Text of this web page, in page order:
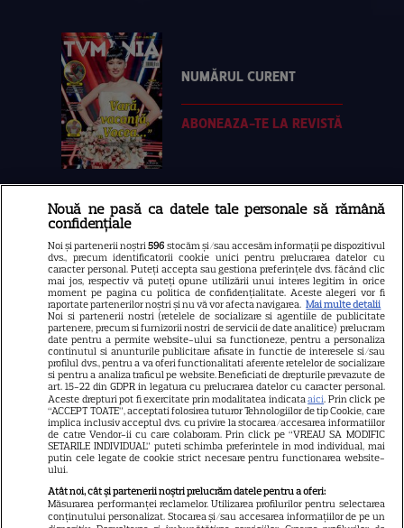
NUMĂRUL CURENT
ABONEAZA-TE LA REVISTĂ
Libertatea
Libertatea pentru femei
GSP
Știri mondene
Avantaje
Elle
Unica
Retete practice
URMĂREȘTE-NE PE
Nouă ne pasă ca datele tale personale să rămână
confidențiale
Noi și partenerii noștri596 stocăm și/sau accesăm informații pe dispozitivul
dvs., precum identificatorii cookie unici pentru prelucrarea datelor cu
caracter personal. Puteți accepta sau gestiona preferințele dvs. făcând clic
mai jos, respectiv vă puteți opune utilizării unui interes legitim în orice
moment pe pagina cu politica de confidențialitate. Aceste alegeri vor fi
raportate partenerilor noștri și nu vă vor afecta navigarea. Mai multe detalii
Noi si partenerii nostri (retelele de socializare si agentiile de publicitate
partenere, precum si furnizorii nostri de servicii de date analitice) prelucram
date pentru a permite website-ului sa functioneze, pentru a personaliza
continutul si anunturile publicitare afisate in functie de interesele si/sau
profilul dvs., pentru a va oferi functionalitati aferente retelelor de socializare
si pentru a analiza traficul pe website. Beneficiati de drepturile prevazute de
art. 15-22 din GDPR in legatura cu prelucrarea datelor cu caracter personal.
Aceste drepturi pot fi exercitate prin modalitatea indicataaici. Prin click pe
“ACCEPT TOATE”, acceptati folosirea tuturor Tehnologiilor de tip Cookie, care
implica inclusiv acceptul dvs. cu privire la stocarea/accesarea informatiilor
de catre Vendor-ii cu care colaboram. Prin click pe “VREAU SA MODIFIC
SETARILE INDIVIDUAL” puteti schimba preferintele in mod individual, mai
putin cele legate de cookie strict necesare pentru functionarea website-
ului.
Atât noi, cât și partenerii noștri prelucrăm datele pentru a oferi:
Măsurarea performanței reclamelor. Utilizarea profilurilor pentru selectarea
conținutului personalizat. Stocarea și/sau accesarea informațiilor de pe un